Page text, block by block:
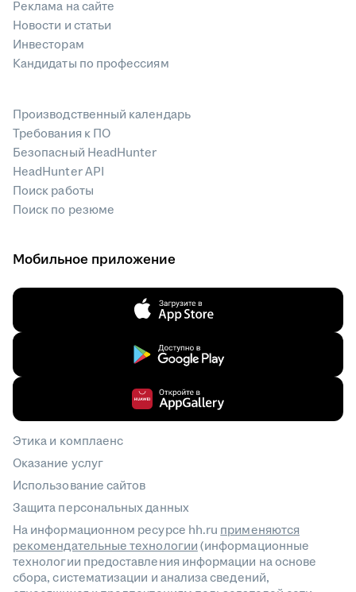
Реклама на сайте
Новости и статьи
Инвесторам
Кандидаты по профессиям
Производственный календарь
Требования к ПО
Безопасный HeadHunter
HeadHunter API
Поиск работы
Поиск по резюме
Мобильное приложение
Этика и комплаенс
Оказание услуг
Использование сайтов
Защита персональных данных
На информационном ресурсе hh.ru применяются
рекомендательные технологии(информационные
технологии предоставления информации на основе
сбора, систематизации и анализа сведений,